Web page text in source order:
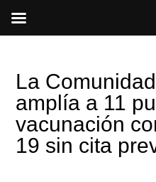
La
amplía a 11
vacunación
19 sin cita